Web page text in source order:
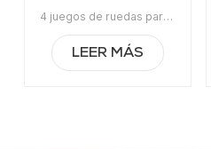
de jugo de fruta
4 juegos de ruedas para atornillar tapas, alta velocidad, tapas giratorias para tapas de botellas rociadoras / tapas de botellas de jugoPedido mínimo: 1Pago:T/TPuerto de embarque: GuangzhouRegión original: ChinaPlazo de entrega: 15 días después de recibir el depósito.
LEER MÁS